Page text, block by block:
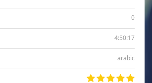
0
4:50:17
arabic